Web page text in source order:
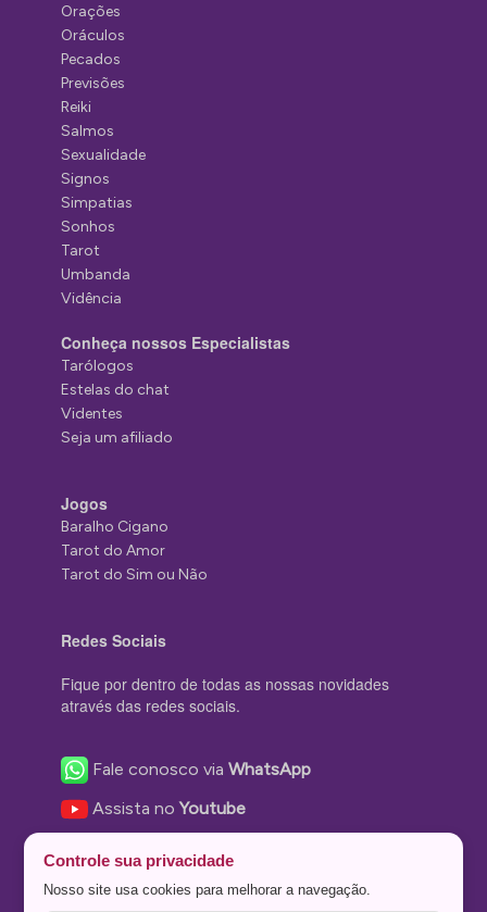
Orações
Oráculos
Pecados
Previsões
Reiki
Salmos
Sexualidade
Signos
Simpatias
Sonhos
Tarot
Umbanda
Vidência
Conheça nossos Especialistas
Tarólogos
Estelas do chat
Videntes
Seja um afiliado
Jogos
Baralho Cigano
Tarot do Amor
Tarot do Sim ou Não
Redes Sociais
Fique por dentro de todas as nossas novidades
através das redes sociais.
Fale conosco viaWhatsApp
Assista noYoutube
Nos siga no Instagram
Controle sua privacidade
Nosso site usa cookies para melhorar a navegação.